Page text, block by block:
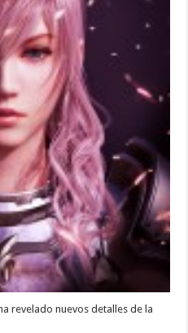
revelado nuevos detalles de la